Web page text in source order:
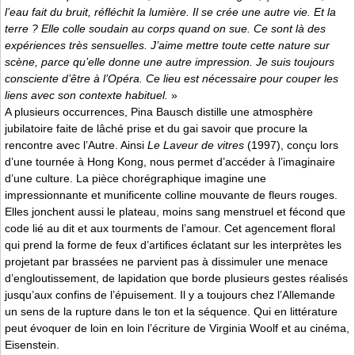
l’eau fait du bruit, réfléchit la lumière. Il se crée une autre vie. Et la
terre ? Elle colle soudain au corps quand on sue. Ce sont là des
expériences très sensuelles. J’aime mettre toute cette nature sur
scène, parce qu’elle donne une autre impression. Je suis toujours
consciente d’être à l’Opéra. Ce lieu est nécessaire pour couper les
liens avec son contexte habituel. »
A plusieurs occurrences, Pina Bausch distille une atmosphère
jubilatoire faite de lâché prise et du gai savoir que procure la
rencontre avec l’Autre. Ainsi Le Laveur de vitres (1997), conçu lors
d’une tournée à Hong Kong, nous permet d’accéder à l’imaginaire
d’une culture. La pièce chorégraphique imagine une
impressionnante et munificente colline mouvante de fleurs rouges.
Elles jonchent aussi le plateau, moins sang menstruel et fécond que
code lié au dit et aux tourments de l’amour. Cet agencement floral
qui prend la forme de feux d’artifices éclatant sur les interprètes les
projetant par brassées ne parvient pas à dissimuler une menace
d’engloutissement, de lapidation que borde plusieurs gestes réalisés
jusqu’aux confins de l’épuisement. Il y a toujours chez l’Allemande
un sens de la rupture dans le ton et la séquence. Qui en littérature
peut évoquer de loin en loin l’écriture de Virginia Woolf et au cinéma,
Eisenstein.